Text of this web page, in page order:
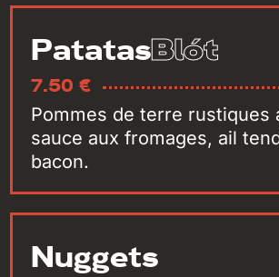
PatatasBlót
7.50 €
Pommes de terre rustiques
sauce aux fromages, ail
bacon.
Nuggets